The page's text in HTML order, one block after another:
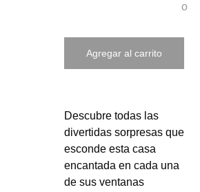
o
Agregar al carrito
Descubre todas las
divertidas sorpresas que
esconde esta casa
encantada en cada una
de sus ventanas